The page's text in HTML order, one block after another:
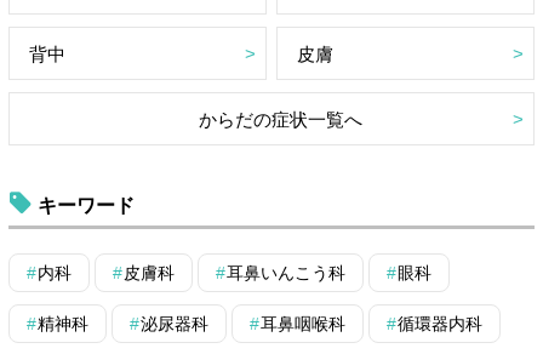
背中 皮膚
からだの症状一覧へ
キーワード
内科 皮膚科 耳鼻いんこう科 眼科
精神科 泌尿器科 耳鼻咽喉科 循環器内科